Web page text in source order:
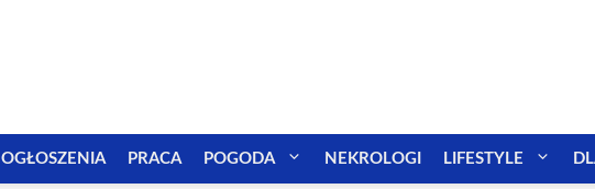
OGŁOSZENIA PRACA POGODA NEKROLOGI LIFESTYLE